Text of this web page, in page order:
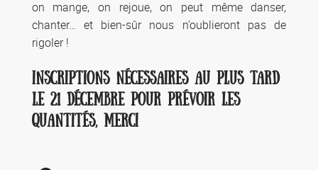
on mange, on rejoue, on peut même danser,
chanter… et bien-sûr nous n’oublieront pas de
rigoler !
INSCRIPTIONS NÉCESSAIRES AU PLUS TARD
LE 21 DÉCEMBRE POUR PRÉVOIR LES
QUANTITÉS, MERCI